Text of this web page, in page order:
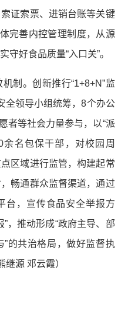
证索票、进销台账等关键
完善内控管理制度，从源
守好食品质量“入口关”。
制。创新推行“1+8+N”监
全领导小组统筹，8个办公
者等社会力量参与，以“派
名包保干部，对校园周
区域进行监管，构建起常
畅通群众监督渠道，通过
台，宣传食品安全举报方
，推动形成“政府主导、部
的共治格局，做好监督执
继源 邓云霞）